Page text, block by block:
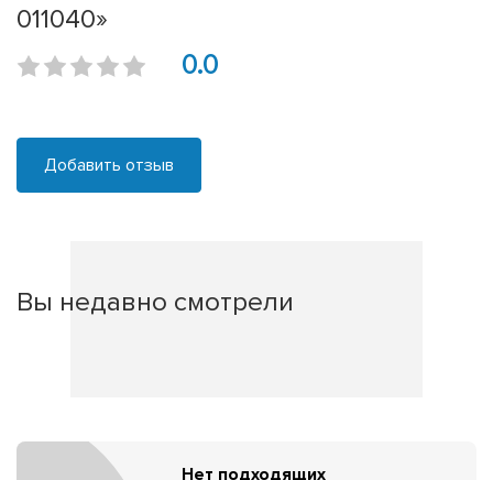
011040»
0.0
Добавить отзыв
Вы недавно смотрели
Нет подходящих